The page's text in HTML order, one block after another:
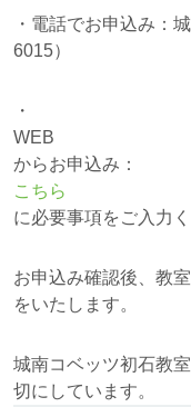
・電話でお申込み：
6015）
・
WEB
からお申込み：
こちら
に必要事項をご入力く
お申込み確認後、教
をいたします。
城南コベッツ初石教
切にしています。